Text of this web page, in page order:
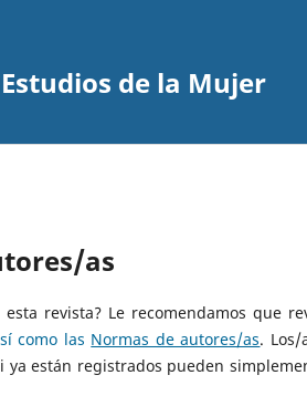
de la Mujer
as
revista? Le recomendamos que
como las Normas de autores/as. Los/
ya están registrados pueden